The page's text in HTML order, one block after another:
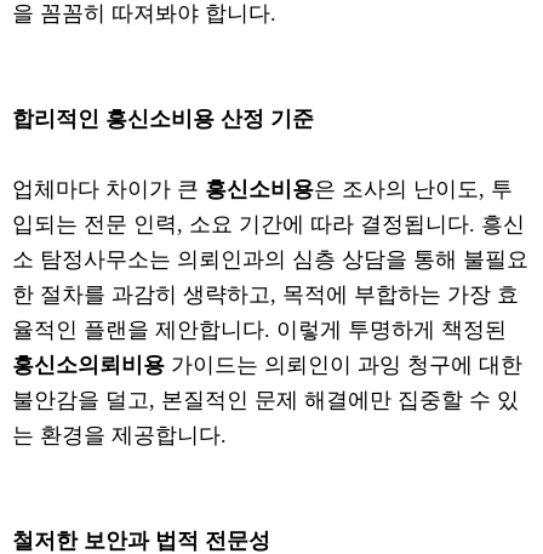
을 꼼꼼히 따져봐야 합니다.
합리적인 흥신소비용 산정 기준
업체마다 차이가 큰 흥신소비용은 조사의 난이도, 투
입되는 전문 인력, 소요 기간에 따라 결정됩니다. 흥신
소 탐정사무소는 의뢰인과의 심층 상담을 통해 불필요
한 절차를 과감히 생략하고, 목적에 부합하는 가장 효
율적인 플랜을 제안합니다. 이렇게 투명하게 책정된
흥신소의뢰비용 가이드는 의뢰인이 과잉 청구에 대한
불안감을 덜고, 본질적인 문제 해결에만 집중할 수 있
는 환경을 제공합니다.
철저한 보안과 법적 전문성